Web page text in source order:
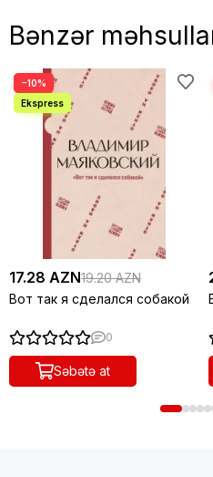
Bənzər
−10%
17.28 AZN19.20 AZN
Вот так я сделался собакой
0
Səbətə at